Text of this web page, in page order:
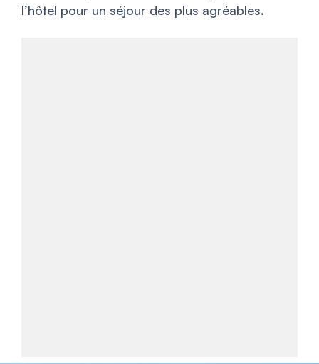
l’hôtel pour un séjour des plus agréables.